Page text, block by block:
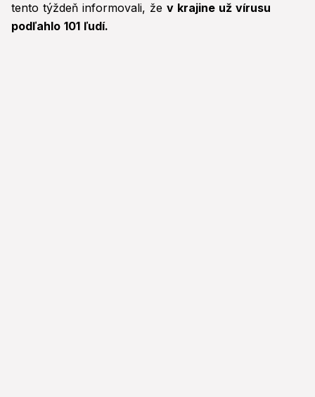
tento týždeň informovali, že v krajine už vírusu
podľahlo 101 ľudí.